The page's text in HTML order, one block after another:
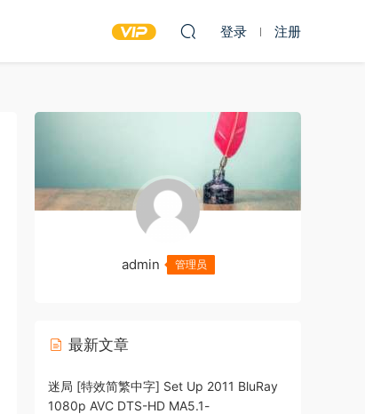
登录 注册
admin 管理员
最新文章
迷局 [特效简繁中字] Set Up 2011 BluRay
1080p AVC DTS-HD MA5.1-